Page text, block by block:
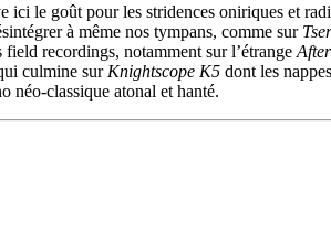
ici le goût pour les stridences oniriques et
à même nos tympans, comme sur
recordings, notamment sur l’étrange
culmine sur Knightscope K5 dont les
néo-classique atonal et hanté.